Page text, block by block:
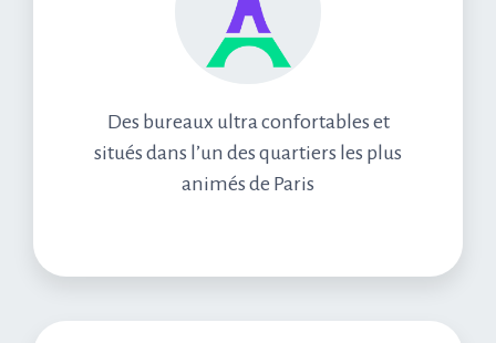
Des bureaux ultra confortables et
situés dans l’un des quartiers les plus
animés de Paris